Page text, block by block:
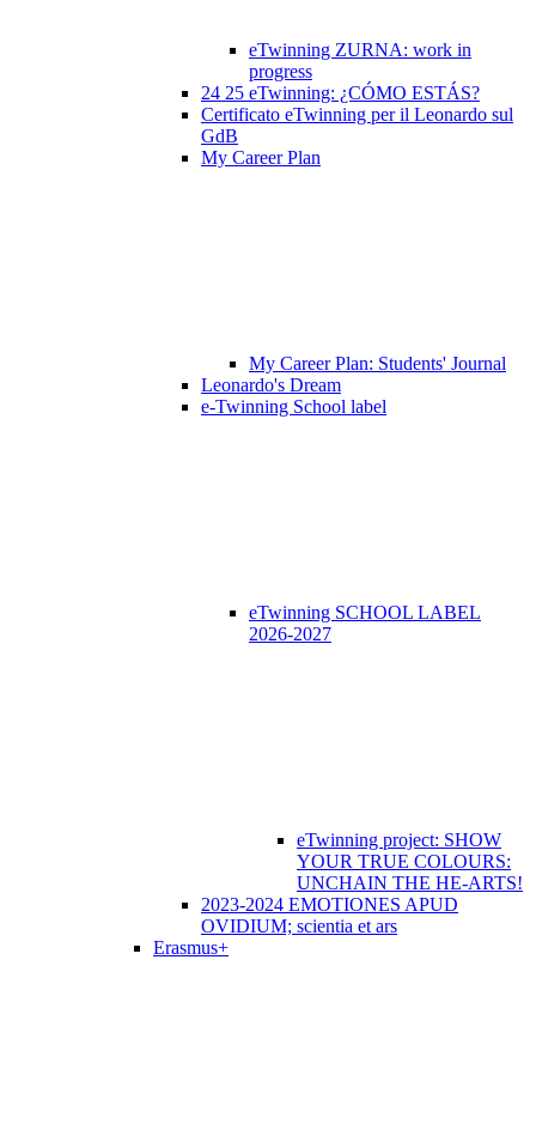
eTwinning ZURNA: work in
progress
24 25 eTwinning: ¿CÓMO ESTÁS?
Certificato eTwinning per il Leonardo sul
GdB
My Career Plan
My Career Plan: Students' Journal
Leonardo's Dream
e-Twinning School label
eTwinning SCHOOL LABEL
2026-2027
eTwinning project: SHOW
YOUR TRUE COLOURS:
UNCHAIN THE HE-ARTS!
2023-2024 EMOTIONES APUD
OVIDIUM; scientia et ars
Erasmus+